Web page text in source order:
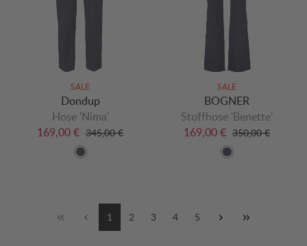
SALE
Dondup
Hose 'Nima'
169,00 € 345,00 €
SALE
BOGNER
Stoffhose 'Benette'
169,00 € 350,00 €
1 2 3 4 5